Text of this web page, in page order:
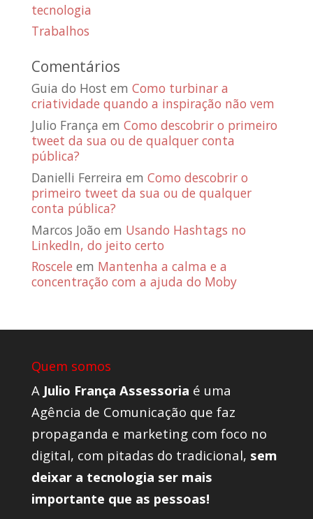
tecnologia
Trabalhos
Comentários
Guia do Host em Como turbinar a
criatividade quando a inspiração não vem
Julio França em Como descobrir o primeiro
tweet da sua ou de qualquer conta
pública?
Danielli Ferreira em Como descobrir o
primeiro tweet da sua ou de qualquer
conta pública?
Marcos João em Usando Hashtags no
LinkedIn, do jeito certo
Roscele em Mantenha a calma e a
concentração com a ajuda do Moby
Quem somos
A Julio França Assessoria é uma
Agência de Comunicação que faz
propaganda e marketing com foco no
digital, com pitadas do tradicional, sem
deixar a tecnologia ser mais
importante que as pessoas!